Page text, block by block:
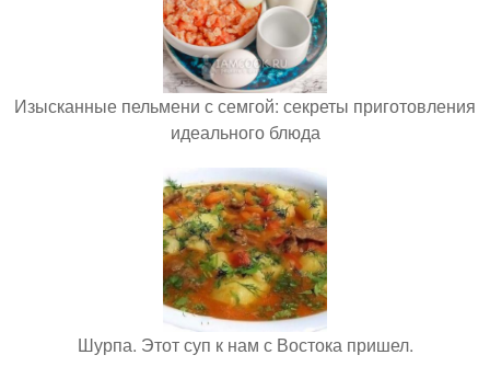
Изысканные пельмени с семгой: секреты приготовления
идеального блюда
Шурпа. Этот суп к нам с Востока пришел.